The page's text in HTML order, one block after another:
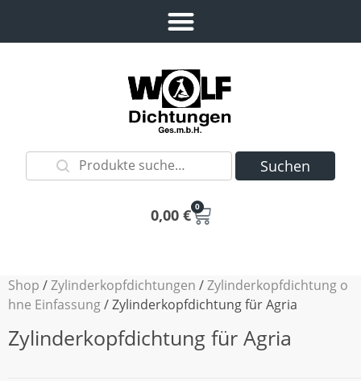
Suchen
0,00 € 0
Shop /Zylinderkopfdichtungen /Zylinderkopfdichtung o
hne Einfassung/ Zylinderkopfdichtung für Agria
Zylinderkopfdichtung für Agria